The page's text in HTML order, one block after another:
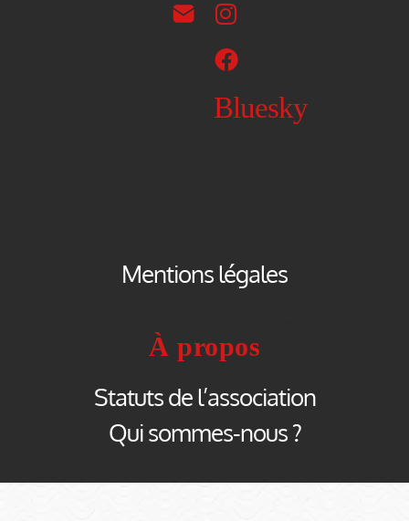
Bluesky
Mentions légales
À propos
Statuts de l’association
Qui sommes-nous ?